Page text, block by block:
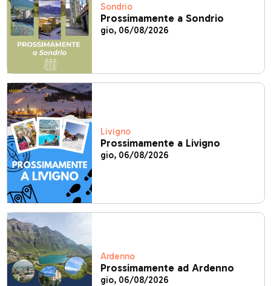
Sondrio
Prossimamente a Sondrio
gio, 06/08/2026
Livigno
Prossimamente a Livigno
gio, 06/08/2026
Ardenno
Prossimamente ad Ardenno
gio, 06/08/2026